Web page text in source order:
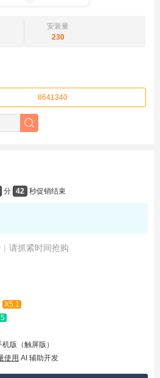
安装量
230
8641340
分 42 秒促销结束
| 请抓紧时间抢购
X5.1
版（触屏版）
使用 AI 辅助开发